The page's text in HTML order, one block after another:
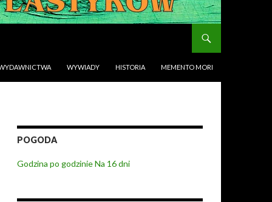
WYWIADY HISTORIA MEMENTO MORI
POGODA
Godzina po godzinieNa 16 dni